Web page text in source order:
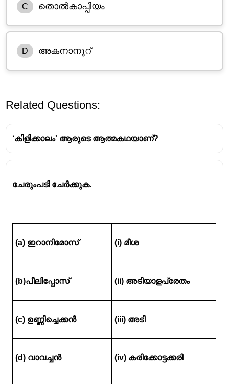
C തൊൽകാപ്പിയം
D അകനാനൂറ്
Related Questions:
‘കിളിക്കാലം' ആരുടെ ആത്മകഥയാണ്?
ചേരുംപടി ചേർക്കുക.
(a) ഇറാനിമോസ് (i) മീശ
(b)പീലിപ്പോസ് (ii) അടിയാളപ്രേതം
(c) ഉണ്ണിച്ചെക്കൻ (iii) അടി
(d) വാവച്ചൻ (iv) കരിക്കോട്ടക്കരി